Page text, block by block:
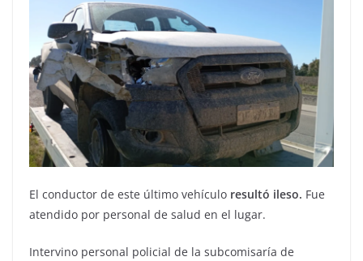
El conductor de este último vehículo resultó ileso. Fue
atendido por personal de salud en el lugar.
Intervino personal policial de la subcomisaría de